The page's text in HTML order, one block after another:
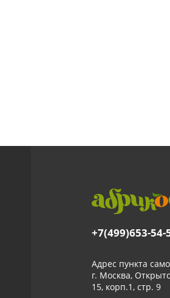
+7(499)653-54-
Адрес пункта
г. Москва,
15, корп.1, стр. 9